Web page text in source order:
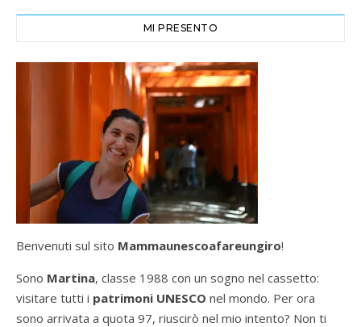
MI PRESENTO
Benvenuti sul sito Mammaunescoafareungiro!
Sono Martina, classe 1988 con un sogno nel cassetto:
visitare tutti i patrimoni UNESCO nel mondo. Per ora
sono arrivata a quota 97, riuscirò nel mio intento? Non ti